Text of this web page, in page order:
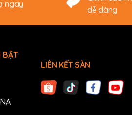
ngay
dễ dàng
BẬT
LIÊN KẾT SÀN